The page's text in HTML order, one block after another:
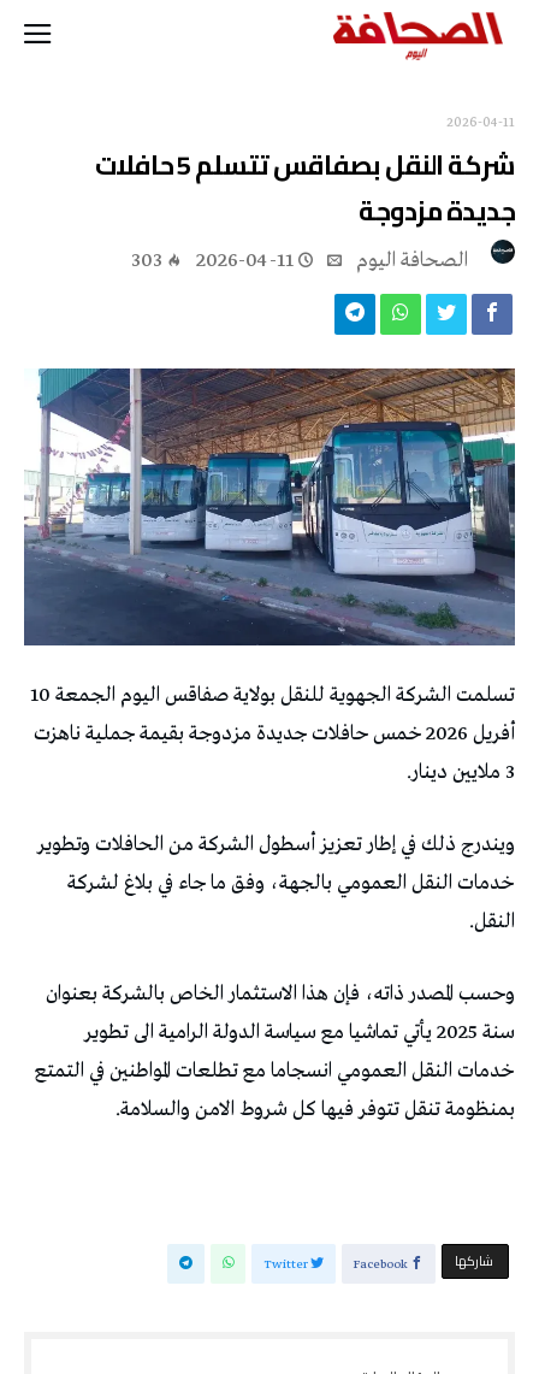
2026-04-11
شركة النقل بصفاقس تتسلم 5 حافلات
جديدة مزدوجة
2026-04-11
303
تسلمت الشركة الجهوية للنقل بولاية صفاقس اليوم الجمعة 10
أفريل 2026 خمس حافلات جديدة مزدوجة بقيمة جملية ناهزت
3 ملايين دينار.
ويندرج ذلك في إطار تعزيز أسطول الشركة من الحافلات وتطوير
خدمات النقل العمومي بالجهة، وفق ما جاء في بلاغ لشركة
النقل.
وحسب المصدر ذاته، فإن هذا الاستثمار الخاص بالشركة بعنوان
سنة 2025 يأتي تماشيا مع سياسة الدولة الرامية الى تطوير
خدمات النقل العمومي انسجاما مع تطلعات المواطنين في التمتع
بمنظومة تنقل تتوفر فيها كل شروط الامن والسلامة.
‫‫ شاركها‬ Facebook
Twitter